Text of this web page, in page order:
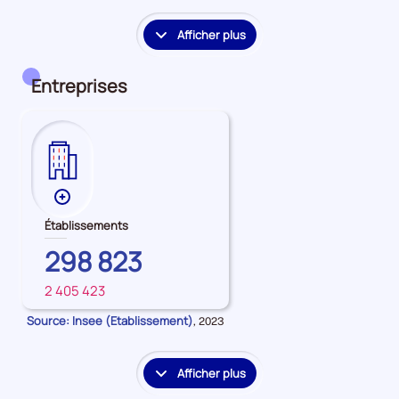
Afficher plus
le
Entreprises
Plus
de
données
sur
les
Établissements
Établissements
AUVERGNE-
RHONE-
ALPES
298 823
FRANCE
2 405 423
Source: Insee (Etablissement), Données
la
2023
Afficher plus
le